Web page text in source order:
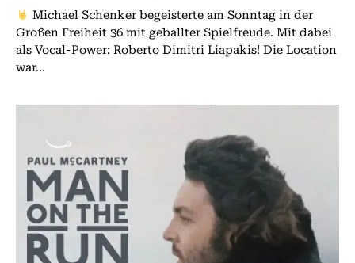
Michael Schenker begeisterte am Sonntag in der
Großen Freiheit 36 mit geballter Spielfreude. Mit dabei
als Vocal-Power: Roberto Dimitri Liapakis! Die Location
war...